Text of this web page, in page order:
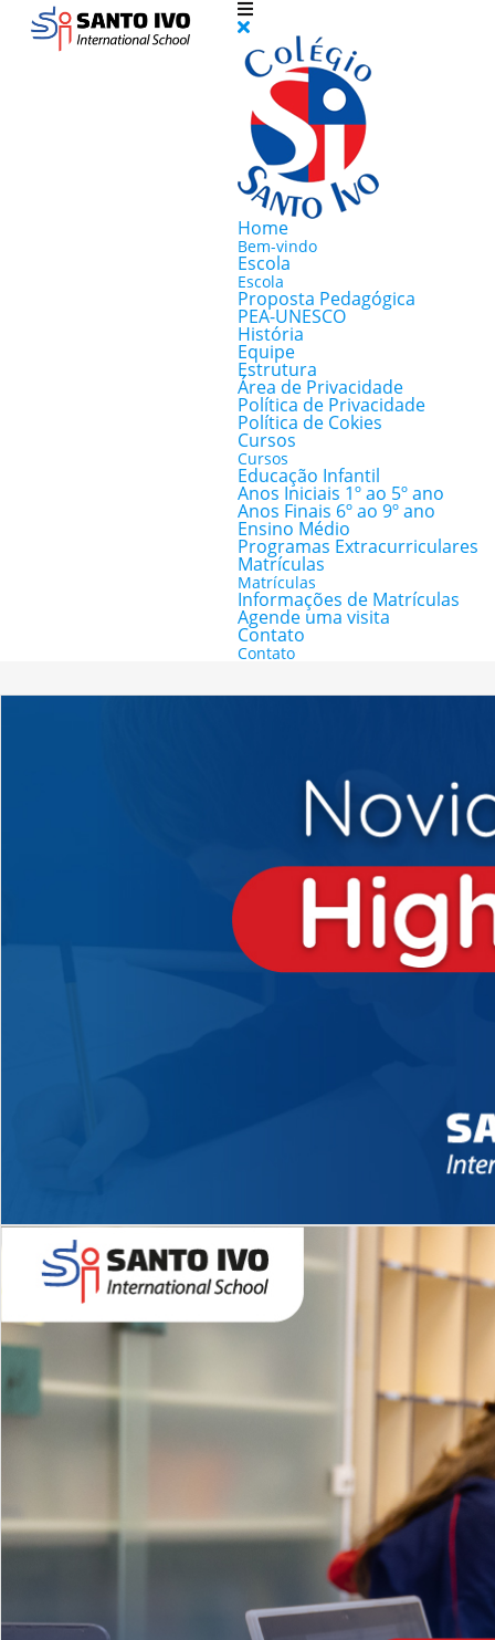
Home
Bem-vindo
Escola
Escola
Proposta Pedagógica
PEA-UNESCO
História
Equipe
Estrutura
Área de Privacidade
Política de Privacidade
Política de Cokies
Cursos
Cursos
Educação Infantil
Anos Iniciais 1º ao 5º ano
Anos Finais 6º ao 9º ano
Ensino Médio
Programas Extracurriculares
Matrículas
Matrículas
Informações de Matrículas
Agende uma visita
Contato
Contato
Novidades 2026 High School
EDUCAÇÃO INFANTIL
Inglês todos os dias
MÉDIO
igh School
Dupla Diplomação